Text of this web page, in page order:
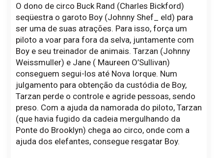
O dono de circo Buck Rand (Charles Bickford)
seqüestra o garoto Boy (Johnny Shef_ eld) para
ser uma de suas atrações. Para isso, força um
piloto a voar para fora da selva, juntamente com
Boy e seu treinador de animais. Tarzan (Johnny
Weissmuller) e Jane ( Maureen O’Sullivan)
conseguem segui-los até Nova Iorque. Num
julgamento para obtenção da custódia de Boy,
Tarzan perde o controle e agride pessoas, sendo
preso. Com a ajuda da namorada do piloto, Tarzan
(que havia fugido da cadeia mergulhando da
Ponte do Brooklyn) chega ao circo, onde com a
ajuda dos elefantes, consegue resgatar Boy.